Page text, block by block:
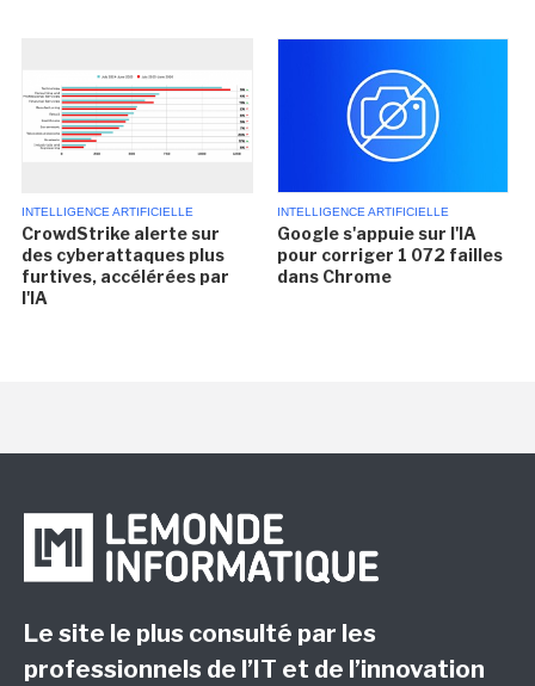
INTELLIGENCE ARTIFICIELLE
CrowdStrike alerte sur
des cyberattaques plus
furtives, accélérées par
l'IA
INTELLIGENCE ARTIFICIELLE
Google s'appuie sur l'IA
pour corriger 1 072 failles
dans Chrome
Le site le plus consulté par les
professionnels de l’IT et de l’innovation